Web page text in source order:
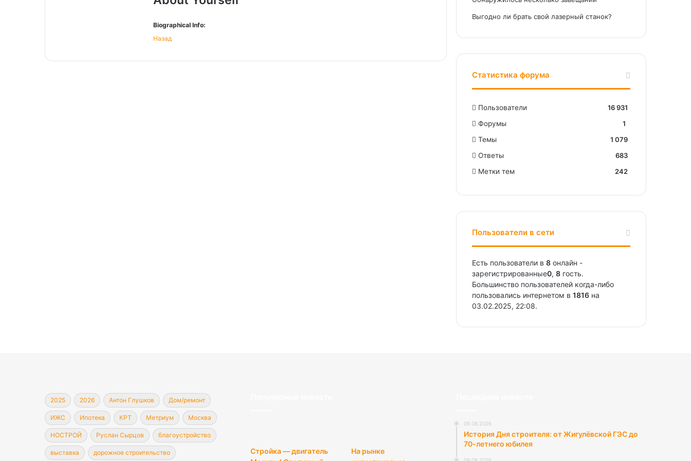
Biographical Info:
Назад
Выгодно ли брать свой лазерный станок?
Статистика форума
Пользователи
16 931
Форумы
1
Темы
1 079
Ответы
683
Метки тем
242
Пользователи в сети
Есть пользователи в8 онлайн -
зарегистрированные0,8 гость.
Большинство пользователей когда-либо
пользовались интернетом в1816 на
03.02.2025, 22:08.
2025 2026 Антон Глушков Дом/ремонт
ИЖС Ипотека КРТ Метриум Москва
НОСТРОЙ Руслан Сырцов благоустройство
выставка дорожное строительство
Стройка — двигатель
На рынке
09.08.2026
История Дня строителя: от Жигулёвской ГЭС до
70-летнего юбилея